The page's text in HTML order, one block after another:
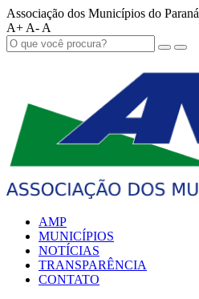
Associação dos Municípios do Paraná
A+ A- A
AMP
MUNICÍPIOS
NOTÍCIAS
TRANSPARÊNCIA
CONTATO